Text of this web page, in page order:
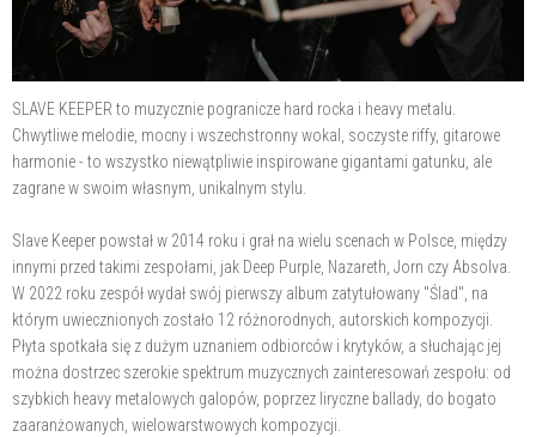
SLAVE KEEPER to muzycznie pogranicze hard rocka i heavy metalu.
Chwytliwe melodie, mocny i wszechstronny wokal, soczyste riffy, gitarowe
harmonie - to wszystko niewątpliwie inspirowane gigantami gatunku, ale
zagrane w swoim własnym, unikalnym stylu.
Slave Keeper powstał w 2014 roku i grał na wielu scenach w Polsce, między
innymi przed takimi zespołami, jak Deep Purple, Nazareth, Jorn czy Absolva.
W 2022 roku zespół wydał swój pierwszy album zatytułowany "Ślad", na
którym uwiecznionych zostało 12 różnorodnych, autorskich kompozycji.
Płyta spotkała się z dużym uznaniem odbiorców i krytyków, a słuchając jej
można dostrzec szerokie spektrum muzycznych zainteresowań zespołu: od
szybkich heavy metalowych galopów, poprzez liryczne ballady, do bogato
zaaranżowanych, wielowarstwowych kompozycji.